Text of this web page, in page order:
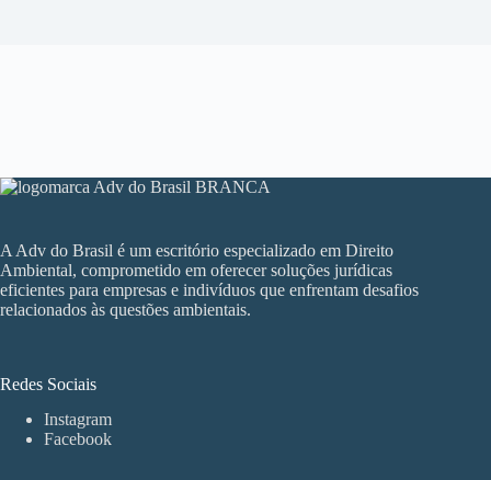
A Adv do Brasil é um escritório especializado em Direito
Ambiental, comprometido em oferecer soluções jurídicas
eficientes para empresas e indivíduos que enfrentam desafios
relacionados às questões ambientais.
Redes Sociais
Instagram
Facebook